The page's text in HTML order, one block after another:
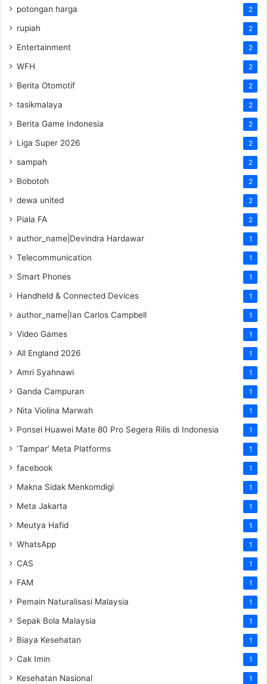
potongan harga 2
rupiah 2
Entertainment 2
WFH 2
Berita Otomotif 2
tasikmalaya 2
Berita Game Indonesia 2
Liga Super 2026 2
sampah 2
Bobotoh 2
dewa united 2
Piala FA 2
author_name|Devindra Hardawar 1
Telecommunication 1
Smart Phones 1
Handheld & Connected Devices 1
author_name|Ian Carlos Campbell 1
Video Games 1
All England 2026 1
Amri Syahnawi 1
Ganda Campuran 1
Nita Violina Marwah 1
Ponsel Huawei Mate 80 Pro Segera Rilis di Indonesia 1
‘Tampar’ Meta Platforms 1
facebook 1
Makna Sidak Menkomdigi 1
Meta Jakarta 1
Meutya Hafid 1
WhatsApp 1
CAS 1
FAM 1
Pemain Naturalisasi Malaysia 1
Sepak Bola Malaysia 1
Biaya Kesehatan 1
Cak Imin 1
Kesehatan Nasional 1